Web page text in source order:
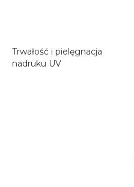
Trwałość i pielęgnacja
nadruku UV